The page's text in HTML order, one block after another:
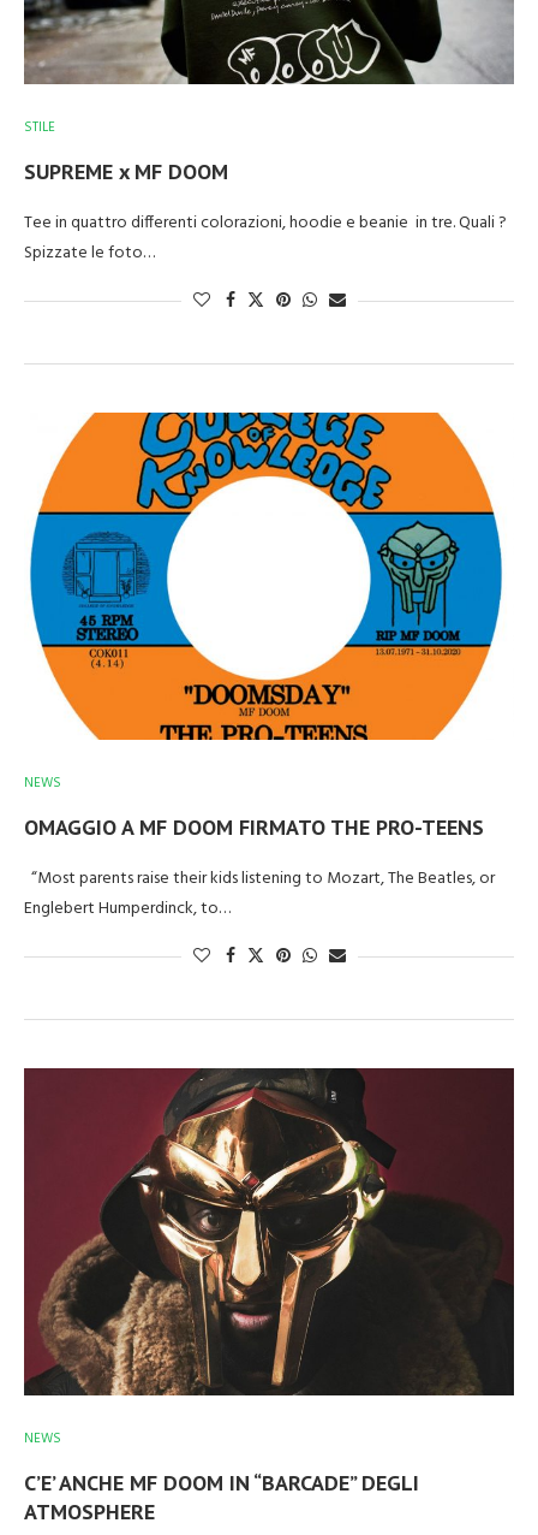
STILE
SUPREME x MF DOOM
Tee in quattro differenti colorazioni, hoodie e beanie in tre. Quali ?
Spizzate le foto…
NEWS
OMAGGIO A MF DOOM FIRMATO THE PRO-TEENS
“Most parents raise their kids listening to Mozart, The Beatles, or
Englebert Humperdinck, to…
NEWS
C’E’ ANCHE MF DOOM IN “BARCADE” DEGLI
ATMOSPHERE